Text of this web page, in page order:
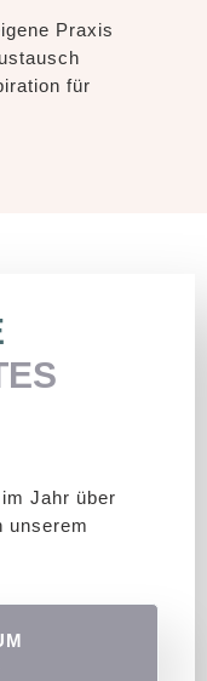
Praxis
für
Jahr über
unserem